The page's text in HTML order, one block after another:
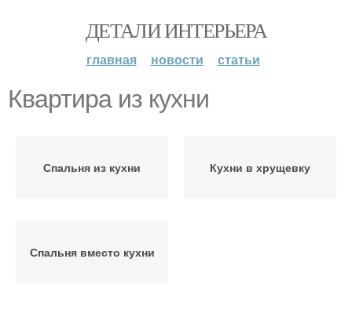
ДЕТАЛИ ИНТЕРЬЕРА
главная новости статьи
Квартира из кухни
Спальня из кухни Кухни в хрущевку
Спальня вместо кухни